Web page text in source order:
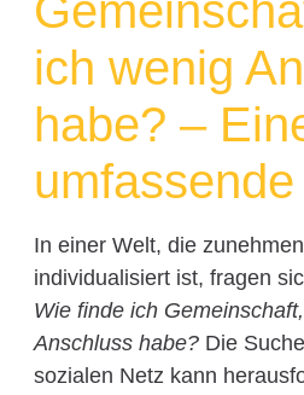
ich wenig
habe? –
In einer Welt, die
individualisiert ist, fragen
Wie finde ich
Anschluss habe?Die
sozialen Netz kann